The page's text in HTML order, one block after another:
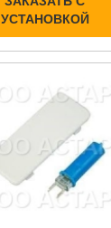
УСТАНОВКОЙ